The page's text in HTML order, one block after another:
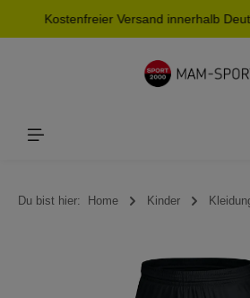
springen
Kostenfreier Versand innerhalb
Du bist hier: Home Kinder
Bildergalerie überspringen